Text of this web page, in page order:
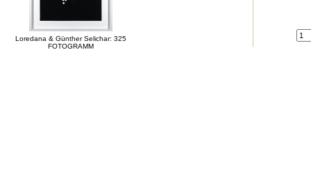
Loredana & Günther Selichar: 325
FOTOGRAMM